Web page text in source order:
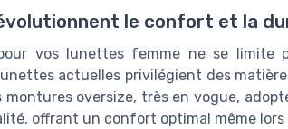
le confort et la
vos lunettes femme ne se limite
actuelles privilégient des
oversize, très en vogue,
offrant un confort optimal même lors